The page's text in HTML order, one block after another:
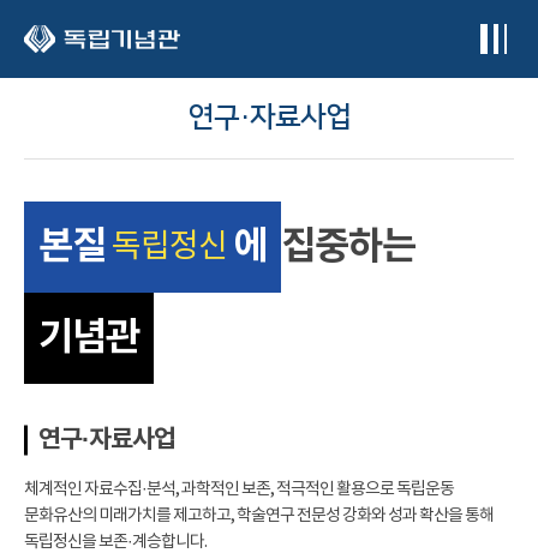
연구·자료사업
본질 독립정신 에
집중하는
기념관
연구·자료사업
체계적인 자료수집·분석, 과학적인 보존, 적극적인 활용으로 독립운동
문화유산의 미래가치를 제고하고, 학술연구 전문성 강화와 성과 확산을 통해
독립정신을 보존·계승합니다.